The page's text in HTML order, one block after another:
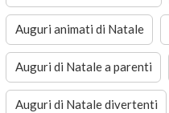
Auguri animati di Natale
Auguri di Natale a parenti
Auguri di Natale divertenti